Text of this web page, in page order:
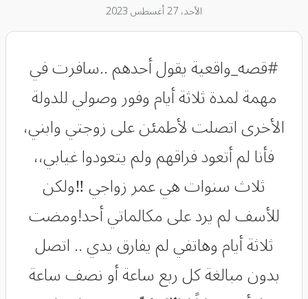
الأحد، 27 أغسطس 2023
#قصه_واقعية يقول أحدهم ..سافرت في
مهمة لمدة ثلاثة أيام وفور وصولي للدولة
الأخرى اتصلت لأطمئن على زوجتي وابني،
فأنا لم أتعود فراقهم ولم يتعودوا غيابي،،
ثلاث سنوات هي عمر زواجي ‼️ولكن
للأسف لم يرد على مكالماتي أحد!ومضت
ثلاثة أيام وهاتفي لم يفارق يدي .. اتصل
بدون مبالغة كل ربع ساعة أو نصف ساعة